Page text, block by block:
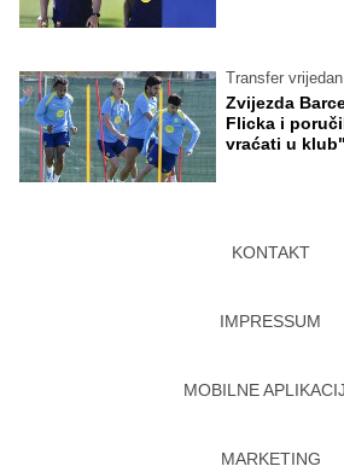
Transfer
Zvijezda
Flicka i
vraćati u klub"
KONTAKT
IMPRESSUM
MOBILNE
MARKETING